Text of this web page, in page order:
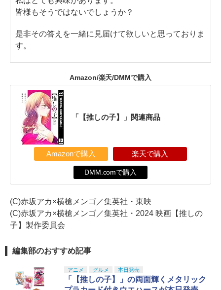
皆様もそうではないでしょうか？
是非その答えを一緒に見届けて欲しいと思っておりま
す。
Amazon/楽天/DMMで購入
「【推しの子】」関連商品
Amazonで購入 楽天で購入
DMM.comで購入
(C)赤坂アカ×横槍メンゴ／集英社・東映
(C)赤坂アカ×横槍メンゴ／集英社・2024 映画【推しの
子】製作委員会
編集部のおすすめ記事
アニメ グルメ 本日発売
「【推しの子】」の両面輝くメタリック